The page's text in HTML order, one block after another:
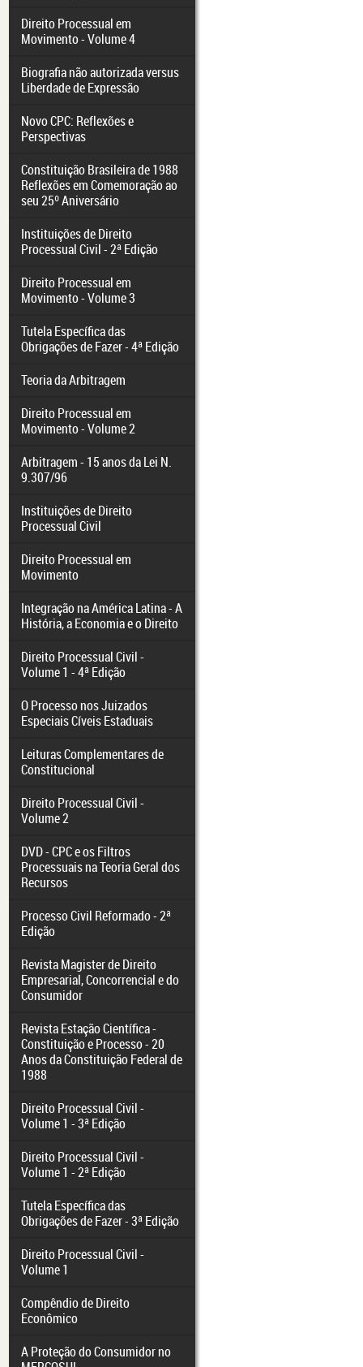
Direito Processual em
Movimento - Volume 4
Biografia não autorizada versus
Liberdade de Expressão
Novo CPC: Reflexões e
Perspectivas
Constituição Brasileira de 1988
Reflexões em Comemoração ao
seu 25º Aniversário
Instituições de Direito
Processual Civil - 2ª Edição
Direito Processual em
Movimento - Volume 3
Tutela Específica das
Obrigações de Fazer - 4ª Edição
Teoria da Arbitragem
Direito Processual em
Movimento - Volume 2
Arbitragem - 15 anos da Lei N.
9.307/96
Instituições de Direito
Processual Civil
Direito Processual em
Movimento
Integração na América Latina - A
História, a Economia e o Direito
Direito Processual Civil -
Volume 1 - 4ª Edição
O Processo nos Juizados
Especiais Cíveis Estaduais
Leituras Complementares de
Constitucional
Direito Processual Civil -
Volume 2
DVD - CPC e os Filtros
Processuais na Teoria Geral dos
Recursos
Processo Civil Reformado - 2ª
Edição
Revista Magister de Direito
Empresarial, Concorrencial e do
Consumidor
Revista Estação Científica -
Constituição e Processo - 20
Anos da Constituição Federal de
1988
Direito Processual Civil -
Volume 1 - 3ª Edição
Direito Processual Civil -
Volume 1 - 2ª Edição
Tutela Específica das
Obrigações de Fazer - 3ª Edição
Direito Processual Civil -
Volume 1
Compêndio de Direito
Econômico
A Proteção do Consumidor no